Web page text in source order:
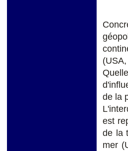
de la
est
de la
mer